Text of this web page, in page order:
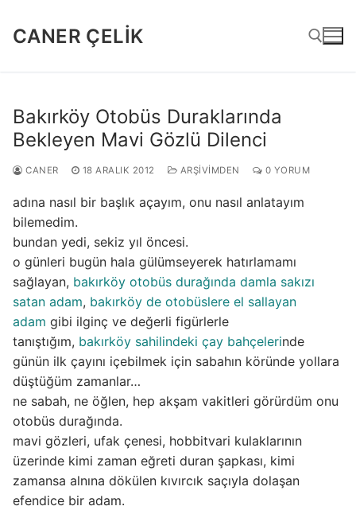
atlaCANER ÇELIK
Bakırköy Otobüs Duraklarında
Bekleyen Mavi Gözlü Dilenci
CANER 18 ARALIK 2012 ARŞIVIMDEN 0 YORUM
adına nasıl bir başlık açayım, onu nasıl anlatayım
bilemedim.
bundan yedi, sekiz yıl öncesi.
o günleri bugün hala gülümseyerek hatırlamamı
sağlayan, bakırköy otobüs durağında damla sakızı
satan adam, bakırköy de otobüslere el sallayan
adam gibi ilginç ve değerli figürlerle
tanıştığım, bakırköy sahilindeki çay bahçelerinde
günün ilk çayını içebilmek için sabahın köründe yollara
düştüğüm zamanlar…
ne sabah, ne öğlen, hep akşam vakitleri görürdüm onu
otobüs durağında.
mavi gözleri, ufak çenesi, hobbitvari kulaklarının
üzerinde kimi zaman eğreti duran şapkası, kimi
zamansa alnına dökülen kıvırcık saçıyla dolaşan
efendice bir adam.